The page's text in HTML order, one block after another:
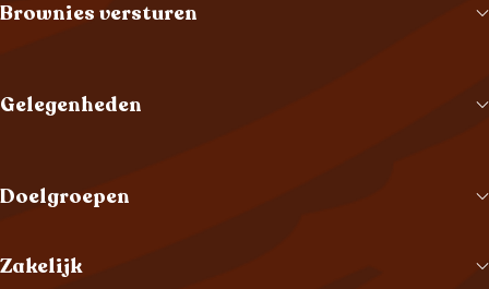
Brownies versturen
Gelegenheden
Doelgroepen
Zakelijk